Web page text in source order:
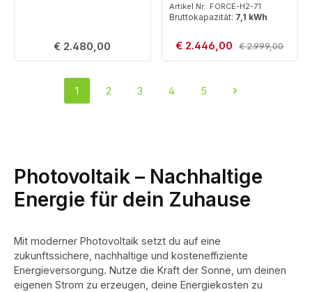
Regulärer Preis:
€ 2.480,00
Artikel Nr.: FORCE-H2-7.1
Bruttokapazität: 7,1 kWh
Verkaufspreis:
€ 2.446,00 Regulärer Preis:
€ 2.999,00
Seite
1
Seite
2
Seite
3
Seite
4
Seite
5
Photovoltaik – Nachhaltige
Energie für dein Zuhause
Mit moderner Photovoltaik setzt du auf eine
zukunftssichere, nachhaltige und kosteneffiziente
Energieversorgung. Nutze die Kraft der Sonne, um deinen
eigenen Strom zu erzeugen, deine Energiekosten zu